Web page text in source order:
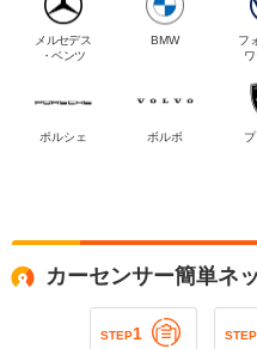
メルセデス
・ベンツ
BMW
フ
ポルシェ ボルボ
カーセンサー簡単ネ
STEP1 STEP